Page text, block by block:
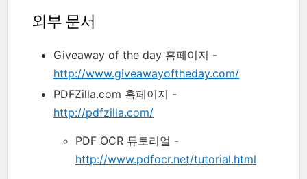
외부 문서
Giveaway of the day 홈페이지 -
http://www.giveawayoftheday.com/
PDFZilla.com 홈페이지 -
http://pdfzilla.com/
PDF OCR 튜토리얼 -
http://www.pdfocr.net/tutorial.html